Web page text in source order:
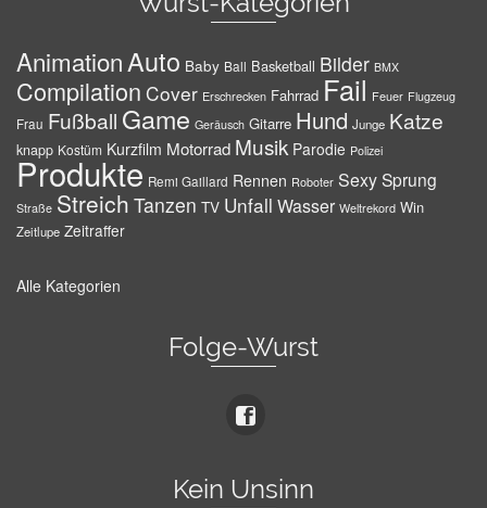
AnimationAuto Baby Ball Basketball Bilder BMX
Compilation Cover Erschrecken Fahrrad Fail Feuer Flugzeug
Frau Fußball Game Geräusch Gitarre Hund Junge Katze
knapp Kostüm Kurzfilm Motorrad Musik Parodie Polizei
Produkte Remi Gaillard Rennen Roboter SexySprung
Straße Streich Tanzen TV Unfall Wasser Weltrekord Win
Zeitlupe Zeitraffer
Alle Kategorien
Folge-Wurst
Kein Unsinn